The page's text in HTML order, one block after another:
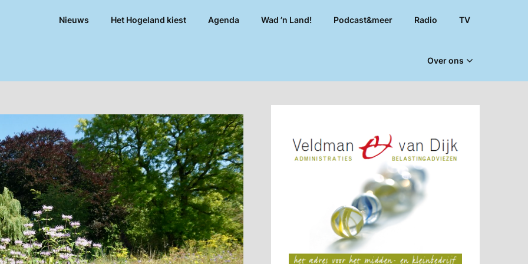
Nieuws Het Hogeland kiest Agenda Wad ’n Land! Podcast&meer Radio TV
Over ons